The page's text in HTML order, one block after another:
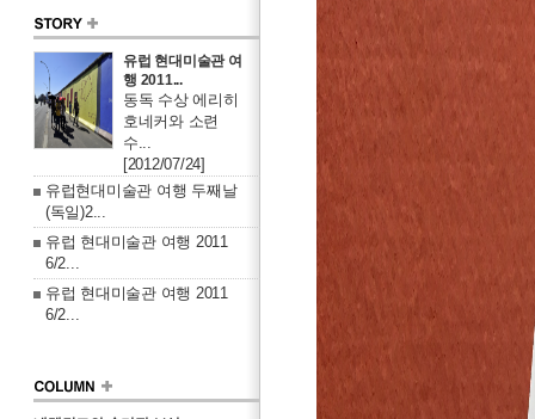
유럽 현대미술관 여
행 2011...
동독 수상 에리히
호네커와 소련
수...
[2012/07/24]
유럽현대미술관 여행 두째날
(독일)2...
유럽 현대미술관 여행 2011
6/2...
유럽 현대미술관 여행 2011
6/2...